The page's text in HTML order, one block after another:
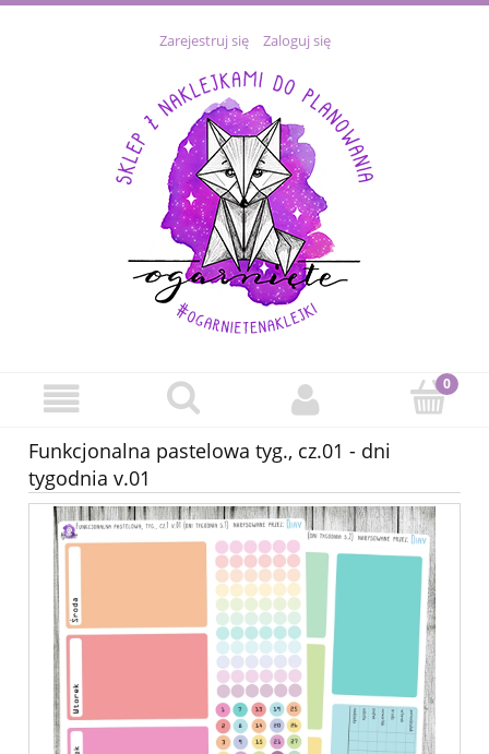
Zarejestruj się Zaloguj się
Funkcjonalna pastelowa tyg., cz.01 - dni
tygodnia v.01